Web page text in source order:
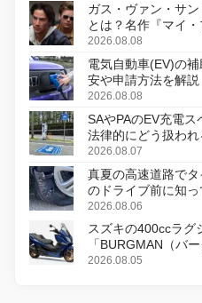
ガス・ヴァン・サ
とは？名作『マイ
初のデジタルリマス
2026.08.08
電気自動車(EV)の
安や申請方法を解説
2026.08.08
SAやPAのEV充電ス
法律的にどう扱われ
2026.08.07
真夏の高速道路で
のドライブ前に知
2026.08.06
スズキの400ccラグ
「BURGMAN（バ
変更し、8月18日に
2026.08.05